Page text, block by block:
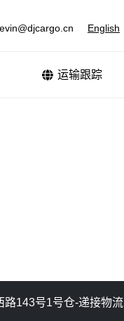
English
运输跟踪
路143号1号仓-递接物流